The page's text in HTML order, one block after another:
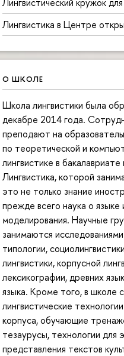
Лингвистика в Центре
О ШКОЛЕ
Школа лингвистики была
декабре 2014 года.
преподают на
по теоретической и
лингвистике в
Лингвистика, которой
это не только знание
прежде всего наука о языке
моделирования. Научные
занимаются
типологии,
лингвистики, корпусной
лексикографии, древних
языка. Кроме того, в школе
лингвистические
корпуса, обучающие
тезаурусы, технологии для
представления текстов